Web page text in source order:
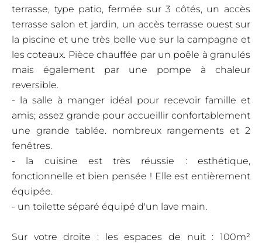
terrasse, type patio, fermée sur 3 côtés, un accès
terrasse salon et jardin, un accès terrasse ouest sur
la piscine et une très belle vue sur la campagne et
les coteaux. Pièce chauffée par un poêle à granulés
mais également par une pompe à chaleur
reversible.
- la salle à manger idéal pour recevoir famille et
amis; assez grande pour accueillir confortablement
une grande tablée. nombreux rangements et 2
fenêtres.
- la cuisine est très réussie : esthétique,
fonctionnelle et bien pensée ! Elle est entièrement
équipée.
- un toilette séparé équipé d'un lave main.
Sur votre droite : les espaces de nuit : 100m²